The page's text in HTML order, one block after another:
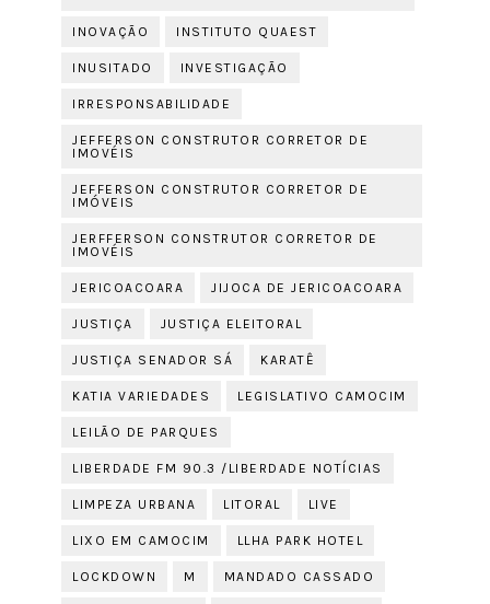
INOVAÇÃO INSTITUTO QUAEST
INUSITADO INVESTIGAÇÃO
IRRESPONSABILIDADE
JEFFERSON CONSTRUTOR CORRETOR DE
IMOVÉIS
JEFFERSON CONSTRUTOR CORRETOR DE
IMÓVEIS
JERFFERSON CONSTRUTOR CORRETOR DE
IMOVÉIS
JERICOACOARA JIJOCA DE JERICOACOARA
JUSTIÇA JUSTIÇA ELEITORAL
JUSTIÇA SENADOR SÁ KARATÊ
KATIA VARIEDADES LEGISLATIVO CAMOCIM
LEILÃO DE PARQUES
LIBERDADE FM 90.3 /LIBERDADE NOTÍCIAS
LIMPEZA URBANA LITORAL LIVE
LIXO EM CAMOCIM LLHA PARK HOTEL
LOCKDOWN M MANDADO CASSADO